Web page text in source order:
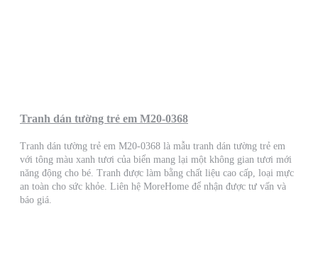
Tranh dán tường trẻ em M20-0368
Tranh dán tường trẻ em M20-0368 là mẫu tranh dán tường trẻ em
với tông màu xanh tươi của biển mang lại một không gian tươi mới
năng động cho bé. Tranh được làm bằng chất liệu cao cấp, loại mực
an toàn cho sức khỏe. Liên hệ MoreHome để nhận được tư vấn và
báo giá.